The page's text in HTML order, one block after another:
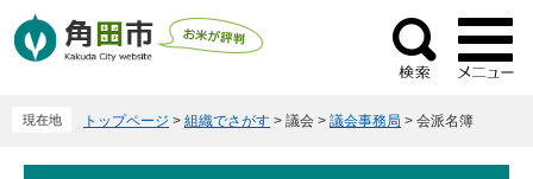
ー
ニ
検
索
現在地 トップページ > 組織でさがす > 議会 > 議会事務局 > 会派名簿